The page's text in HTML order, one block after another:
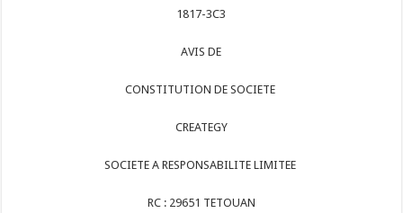
1817-3C3
AVIS DE
CONSTITUTION DE SOCIETE
CREATEGY
SOCIETE A RESPONSABILITE LIMITEE
RC : 29651 TETOUAN